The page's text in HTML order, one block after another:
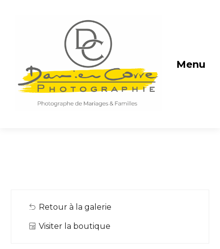
Menu
Retour à la galerie
Visiter la boutique